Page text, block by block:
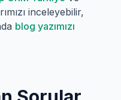
inceleyebilir,
blog yazımızı